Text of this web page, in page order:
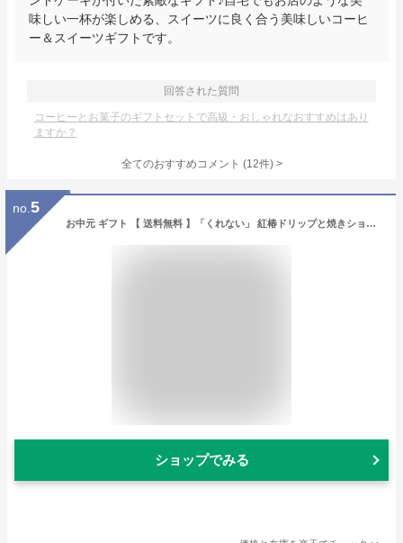
味しい一杯が楽しめる、スイーツに良く合う美味しいコーヒ
ー＆スイーツギフトです。
回答された質問
コーヒーとお菓子のギフトセットで高級・おしゃれなおすすめはあり
ますか？
全てのおすすめコメント (12件) >
no. 5
お中元 ギフト 【 送料無料 】「くれない」 紅椿ドリップと焼きショコラのセット ドリップコーヒー 焼き菓子 お菓子 洋菓子 コーヒー アイスコーヒー コーヒー ギフト 高級 熨斗 プレゼント 贈り物 お中元ギフト 御中元 2026
ショップでみる